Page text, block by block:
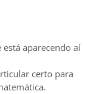
aparecendo aí
certo para